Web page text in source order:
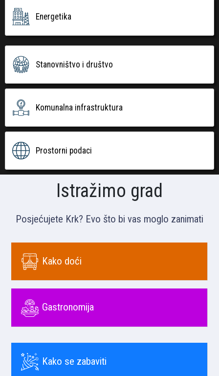
Energetika
Stanovništvo i društvo
Komunalna infrastruktura
Prostorni podaci
Istražimo grad
Posjećujete Krk? Evo što bi vas moglo zanimati
Kako doći
Gastronomija
Kako se zabaviti